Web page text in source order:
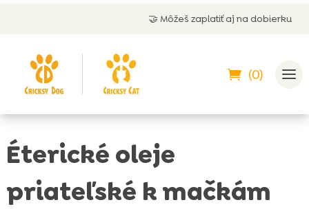
🤝 Môžeš zaplatiť aj na dobierku
(0)
Éterické oleje
priateľské k mačkám